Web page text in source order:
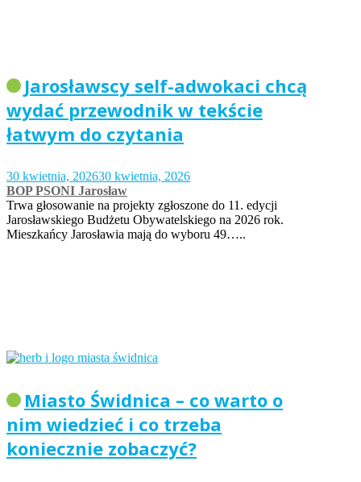
Jarosławscy self-adwokaci chcą
wydać przewodnik w tekście
łatwym do czytania
30 kwietnia, 202630 kwietnia, 2026
BOP PSONI Jarosław
Trwa głosowanie na projekty zgłoszone do 11. edycji
Jarosławskiego Budżetu Obywatelskiego na 2026 rok.
Mieszkańcy Jarosławia mają do wyboru 49…..
Miasto Świdnica – co warto o
nim wiedzieć i co trzeba
koniecznie zobaczyć?